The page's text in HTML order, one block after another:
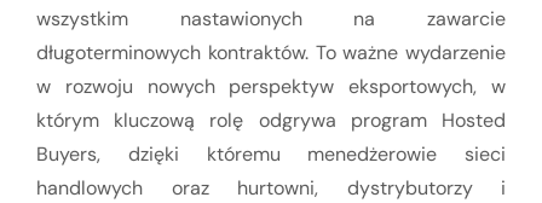
wszystkim nastawionych na zawarcie
długoterminowych kontraktów. To ważne wydarzenie
w rozwoju nowych perspektyw eksportowych, w
którym kluczową rolę odgrywa program Hosted
Buyers, dzięki któremu menedżerowie sieci
handlowych oraz hurtowni, dystrybutorzy i